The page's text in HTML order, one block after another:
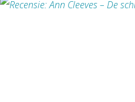
BEKIJK